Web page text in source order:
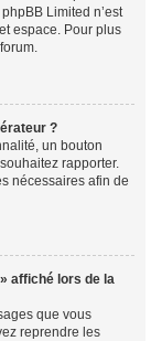
Limited n’est
espace. Pour plus
?
un bouton
rapporter.
nécessaires afin de
affiché lors de la
que vous
reprendre les